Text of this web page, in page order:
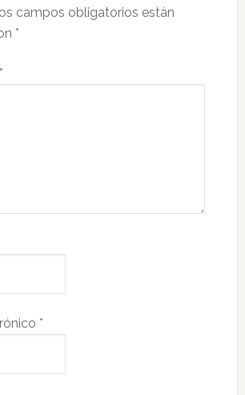
campos obligatorios están
*
*
*